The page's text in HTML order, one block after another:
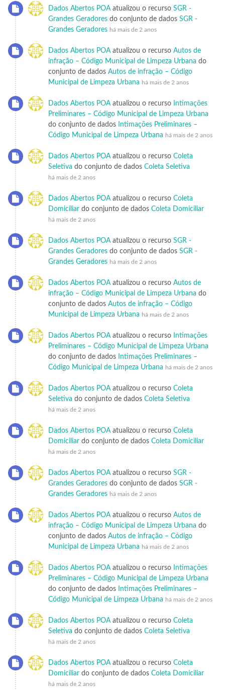
Dados Abertos POAatualizou o recurso SGR -
Grandes Geradores do conjunto de dados SGR -
Grandes Geradores há mais de 2 anos
Dados Abertos POAatualizou o recurso Autos de
infração – Código Municipal de Limpeza Urbana do
conjunto de dados Autos de infração – Código
Municipal de Limpeza Urbana há mais de 2 anos
Dados Abertos POAatualizou o recurso
Intimações
Preliminares – Código Municipal de Limpeza Urbana
do conjunto de dados
Intimações Preliminares –
Código Municipal de Limpeza Urbana há mais de 2 anos
Dados Abertos POAatualizou o recurso Coleta
Seletiva do conjunto de dados Coleta Seletiva
há mais de 2 anos
Dados Abertos POAatualizou o recurso Coleta
Domiciliar do conjunto de dados Coleta Domiciliar
há mais de 2 anos
Dados Abertos POAatualizou o recurso SGR -
Grandes Geradores do conjunto de dados SGR -
Grandes Geradores há mais de 2 anos
Dados Abertos POAatualizou o recurso Autos de
infração – Código Municipal de Limpeza Urbana do
conjunto de dados Autos de infração – Código
Municipal de Limpeza Urbana há mais de 2 anos
Dados Abertos POAatualizou o recurso
Intimações
Preliminares – Código Municipal de Limpeza Urbana
do conjunto de dados
Intimações Preliminares –
Código Municipal de Limpeza Urbana há mais de 2 anos
Dados Abertos POAatualizou o recurso Coleta
Seletiva do conjunto de dados Coleta Seletiva
há mais de 2 anos
Dados Abertos POAatualizou o recurso Coleta
Domiciliar do conjunto de dados Coleta Domiciliar
há mais de 2 anos
Dados Abertos POAatualizou o recurso SGR -
Grandes Geradores do conjunto de dados SGR -
Grandes Geradores há mais de 2 anos
Dados Abertos POAatualizou o recurso Autos de
infração – Código Municipal de Limpeza Urbana do
conjunto de dados Autos de infração – Código
Municipal de Limpeza Urbana há mais de 2 anos
Dados Abertos POAatualizou o recurso
Intimações
Preliminares – Código Municipal de Limpeza Urbana
do conjunto de dados
Intimações Preliminares –
Código Municipal de Limpeza Urbana há mais de 2 anos
Dados Abertos POAatualizou o recurso Coleta
Seletiva do conjunto de dados Coleta Seletiva
há mais de 2 anos
Dados Abertos POAatualizou o recurso Coleta
Domiciliar do conjunto de dados Coleta Domiciliar
há mais de 2 anos